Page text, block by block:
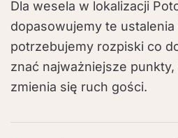
Dla wesela w lokalizacji
dopasowujemy te
potrzebujemy rozpiski co
znać najważniejsze punkty,
zmienia się ruch gości.